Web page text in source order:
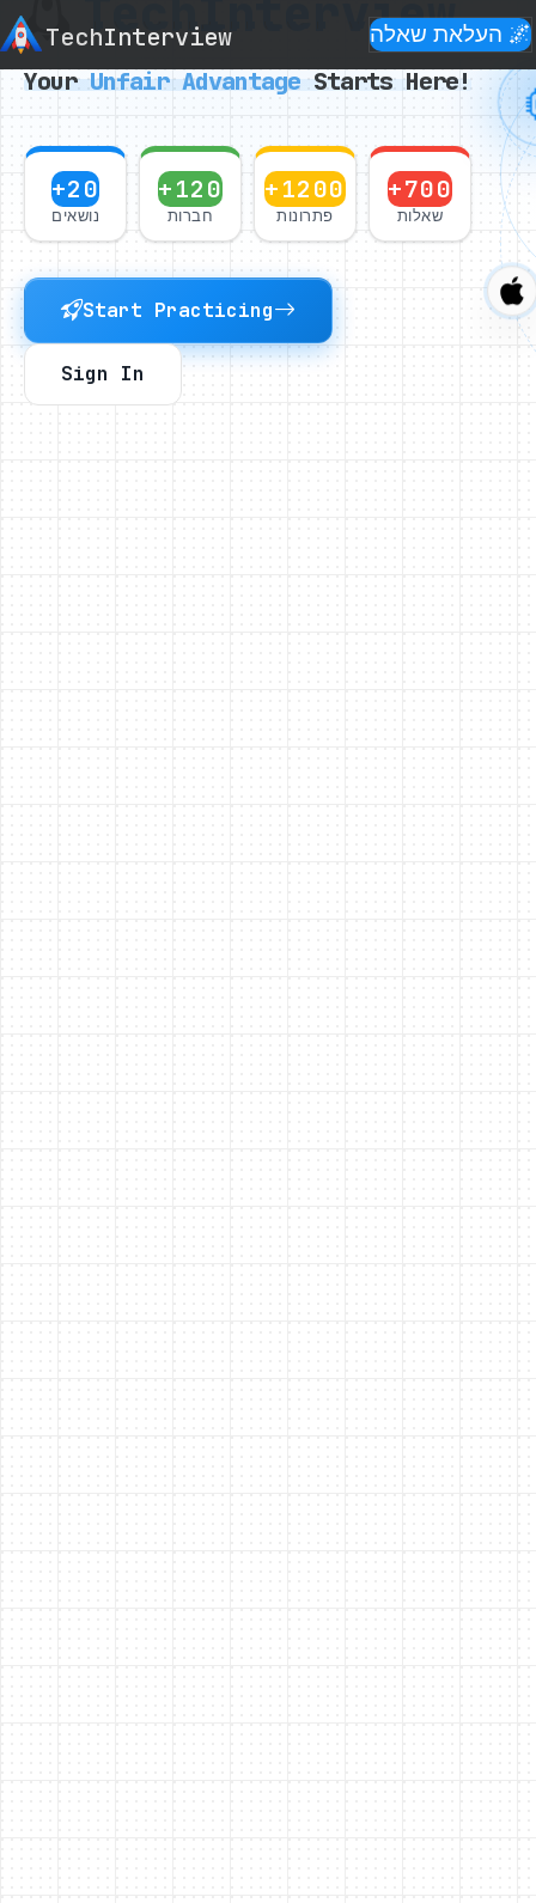
🌌 העלאת שאלה TechInterview
TechInterview
YourUnfairAdvantage Starts Here!
+20
נושאים
+120
חברות
+1200
פתרונות
+700
שאלות
Start Practicing
Sign In